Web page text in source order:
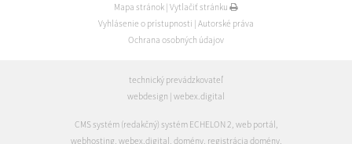
Mapa stránok | Vytlačiť stránku
Vyhlásenie o prístupnosti | Autorské práva
Ochrana osobných údajov
technický prevádzkovateľ
webdesign | webex.digital
CMS systém (redakčný) systém ECHELON 2 web portál
webhosting webex.digital domény, registrácia domény,